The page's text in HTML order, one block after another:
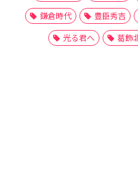
鎌倉時代
豊臣秀吉
光る君へ
葛飾